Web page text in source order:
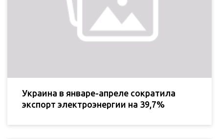
Украина в январе-апреле сократила
экспорт электроэнергии на 39,7%